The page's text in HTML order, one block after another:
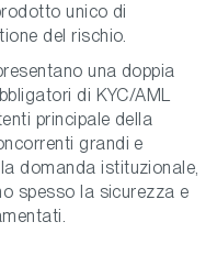
unico di
del rischio.
una doppia
di KYC/AML
principale della
grandi e
domanda istituzionale,
spesso la sicurezza e